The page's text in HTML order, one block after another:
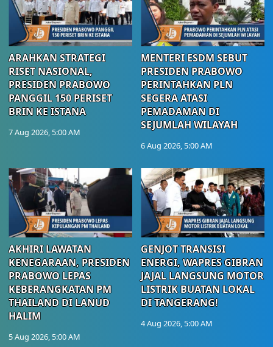
ARAHKAN STRATEGI
RISET NASIONAL,
PRESIDEN PRABOWO
PANGGIL 150 PERISET
BRIN KE ISTANA
7 Aug 2026, 5:00 AM
MENTERI ESDM SEBUT
PRESIDEN PRABOWO
PERINTAHKAN PLN
SEGERA ATASI
PEMADAMAN DI
SEJUMLAH WILAYAH
6 Aug 2026, 5:00 AM
AKHIRI LAWATAN
KENEGARAAN, PRESIDEN
PRABOWO LEPAS
KEBERANGKATAN PM
THAILAND DI LANUD
HALIM
5 Aug 2026, 5:00 AM
GENJOT TRANSISI
ENERGI, WAPRES GIBRAN
JAJAL LANGSUNG MOTOR
LISTRIK BUATAN LOKAL
DI TANGERANG!
4 Aug 2026, 5:00 AM